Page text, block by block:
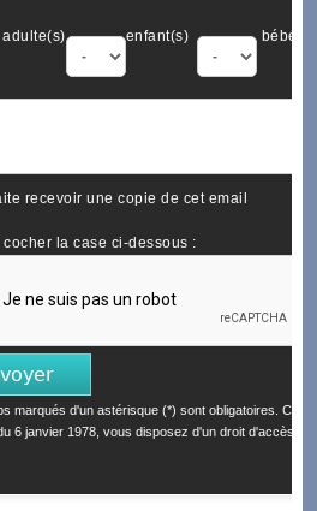
adulte(s) enfant(s) bébé(s)
recevoir une copie de cet email
cocher la case ci-dessous :
marqués d'un astérisque (*) sont obligatoires.
6 janvier 1978, vous disposez d'un droit d'accès et